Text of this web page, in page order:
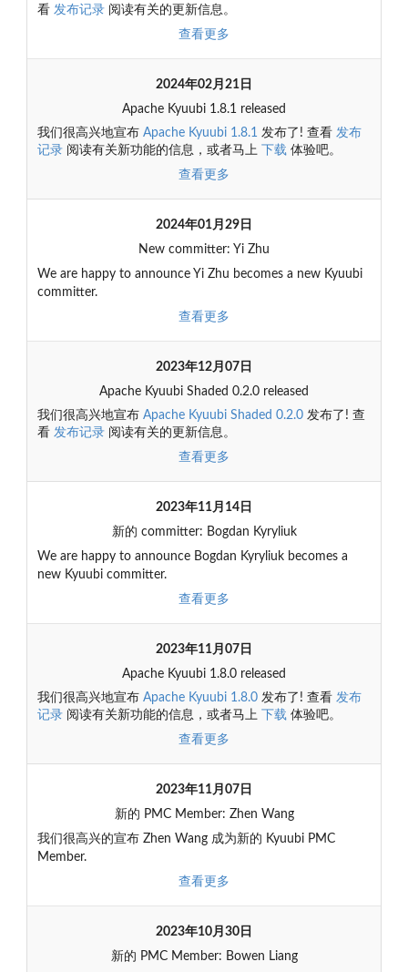
看 发布记录阅读有关的更新信息。
查看更多
2024年02月21日
Apache Kyuubi 1.8.1 released
我们很高兴地宣布 Apache Kyuubi 1.8.1 发布了! 查看 发布
记录阅读有关新功能的信息，或者马上 下载 体验吧。
查看更多
2024年01月29日
New committer: Yi Zhu
We are happy to announce Yi Zhu becomes a new Kyuubi
committer.
查看更多
2023年12月07日
Apache Kyuubi Shaded 0.2.0 released
我们很高兴地宣布 Apache Kyuubi Shaded 0.2.0发布了! 查
看 发布记录阅读有关的更新信息。
查看更多
2023年11月14日
新的 committer: Bogdan Kyryliuk
We are happy to announce Bogdan Kyryliuk becomes a
new Kyuubi committer.
查看更多
2023年11月07日
Apache Kyuubi 1.8.0 released
我们很高兴地宣布 Apache Kyuubi 1.8.0发布了! 查看 发布
记录阅读有关新功能的信息，或者马上 下载 体验吧。
查看更多
2023年11月07日
新的 PMC Member: Zhen Wang
我们很高兴的宣布 Zhen Wang 成为新的 Kyuubi PMC
Member.
查看更多
2023年10月30日
新的 PMC Member: Bowen Liang